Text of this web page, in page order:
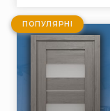
ПОПУЛЯРНІ